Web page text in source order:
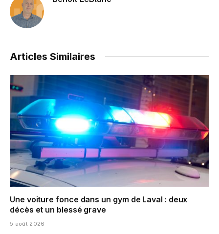
Articles Similaires
Une voiture fonce dans un gym de Laval : deux
décès et un blessé grave
5 août 2026